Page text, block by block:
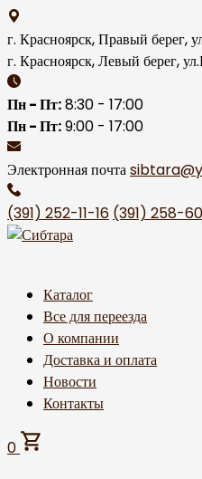
Skip
to
content
г. Красноярск, Правый берег,
г. Красноярск, Левый берег,
Пн - Пт:8:30 - 17:00
Пн - Пт:9:00 - 17:00
Электронная почта
(391) 252-11-16 (391) 258-
Каталог
Все для переезда
О компании
Доставка и оплата
Новости
Контакты
0